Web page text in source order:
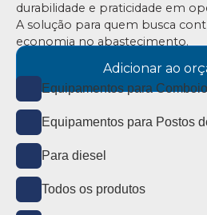
durabilidade e praticidade em
A solução para quem busca
economia no abastecimento.
Adicionar ao
Equipamentos para
Equipamentos para Postos
Para diesel
Todos os produtos